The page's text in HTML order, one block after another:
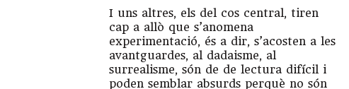
I uns altres, els del cos central, tiren
cap a allò que s’anomena
experimentació, és a dir, s’acosten a les
avantguardes, al dadaisme, al
surrealisme, són de de lectura difícil i
poden semblar absurds perquè no són